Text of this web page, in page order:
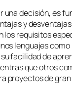
una decisión, es
y
los requisitos
lenguajes
facilidad de
que otros
proyectos de